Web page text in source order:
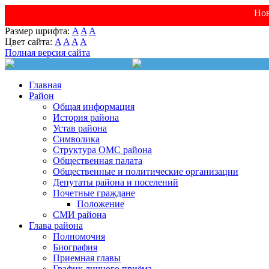
Размер шрифта: A A A
Цвет сайта: A A A A
Полная версия сайта
Главная
Район
Общая информация
История района
Устав района
Символика
Структура ОМС района
Общественная палата
Общественные и политические организации
Депутаты района и поселений
Почетные граждане
Положение
СМИ района
Глава района
Полномочия
Биография
Приемная главы